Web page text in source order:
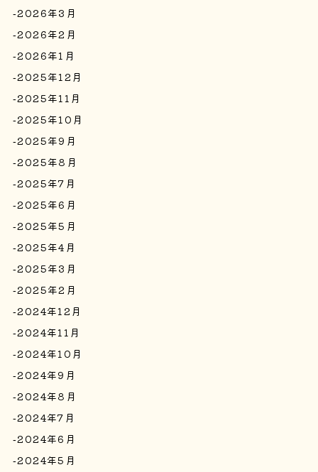
2026年3月
2026年2月
2026年1月
2025年12月
2025年11月
2025年10月
2025年9月
2025年8月
2025年7月
2025年6月
2025年5月
2025年4月
2025年3月
2025年2月
2024年12月
2024年11月
2024年10月
2024年9月
2024年8月
2024年7月
2024年6月
2024年5月